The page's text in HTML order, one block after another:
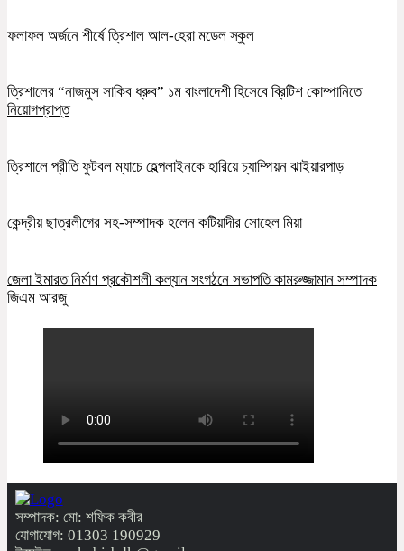
ফলাফল অর্জনে শীর্ষে ত্রিশাল আল-হেরা মডেল স্কুল
ত্রিশালের “নাজমুস সাকিব ধ্রুব” ১ম বাংলাদেশী হিসেবে ব্রিটিশ কোম্পানিতে
নিয়োগপ্রাপ্ত
ত্রিশালে প্রীতি ফুটবল ম্যাচে হেল্পলাইনকে হারিয়ে চ্যাম্পিয়ন ঝাইয়ারপাড়
কেন্দ্রীয় ছাত্রলীগের সহ-সম্পাদক হলেন কটিয়াদীর সোহেল মিয়া
জেলা ইমারত নির্মাণ প্রকৌশলী কল্যান সংগঠনে সভাপতি কামরুজ্জামান সম্পাদক
জিএম আরজু
সম্পাদক: মো: শফিক কবীর
যোগাযোগ: 01303 190929